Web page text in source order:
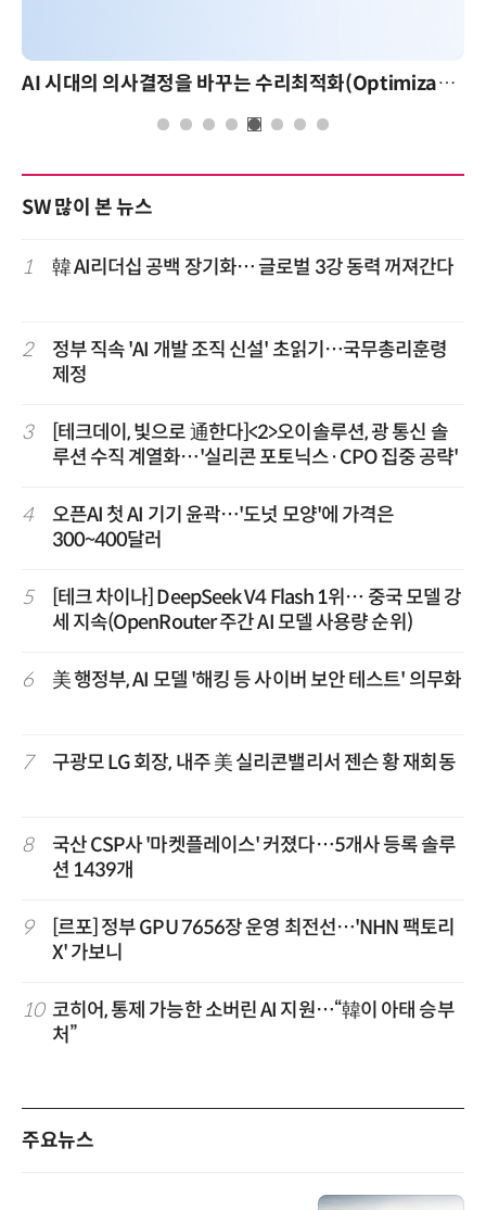
AI 시대의 의사결정을 바꾸는 수리최적화(Optimization): 실제 산업 적용 사례와 활용 전략
SW 많이 본 뉴스
1 韓 AI리더십 공백 장기화… 글로벌 3강 동력 꺼져간다
2
정부 직속 'AI 개발 조직 신설' 초읽기…국무총리훈령
제정
3
[테크데이, 빛으로 通한다]<2>오이솔루션, 광 통신 솔
루션 수직 계열화…'실리콘 포토닉스·CPO 집중 공략'
4
오픈AI 첫 AI 기기 윤곽…'도넛 모양'에 가격은
300~400달러
5
[테크 차이나] DeepSeek V4 Flash 1위… 중국 모델 강
세 지속(OpenRouter 주간 AI 모델 사용량 순위)
6 美 행정부, AI 모델 '해킹 등 사이버 보안 테스트' 의무화
7 구광모 LG 회장, 내주 美 실리콘밸리서 젠슨 황 재회동
8
국산 CSP사 '마켓플레이스' 커졌다…5개사 등록 솔루
션 1439개
9
[르포] 정부 GPU 7656장 운영 최전선…'NHN 팩토리
X' 가보니
10 코히어, 통제 가능한 소버린 AI 지원…“韓이 아태 승부
처”
주요뉴스